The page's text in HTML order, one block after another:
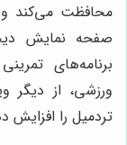
محافظت می‌کند و
صفحه نمایش
برنامه‌های
ورزشی، از دیگر
تردمیل را افزایش